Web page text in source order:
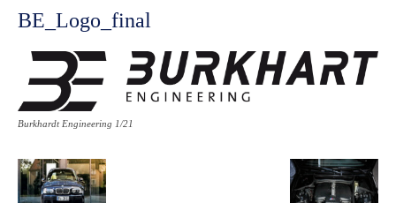
BE_Logo_final
Burkhardt Engineering 1/21